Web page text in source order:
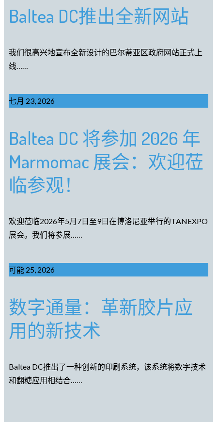
Baltea DC推出全新网站
我们很高兴地宣布全新设计的巴尔蒂亚区政府网站正式上
线……
七月 23, 2026
Baltea DC 将参加 2026 年
Marmomac 展会：欢迎莅
临参观！
欢迎莅临2026年5月7日至9日在博洛尼亚举行的TANEXPO
展会。我们将参展……
可能 25, 2026
数字通量：革新胶片应
用的新技术
Baltea DC推出了一种创新的印刷系统，该系统将数字技术
和翻糖应用相结合……